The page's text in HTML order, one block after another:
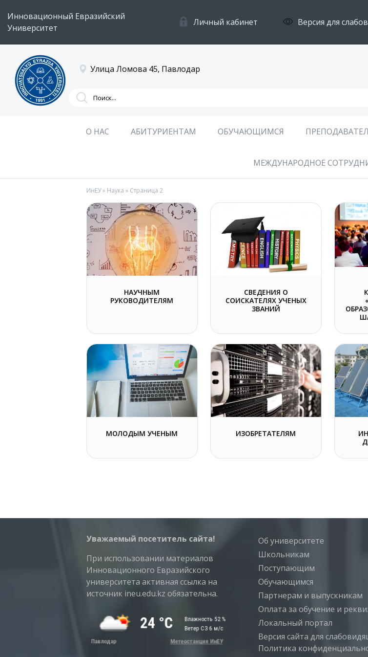
Инновационный Евразийский
Университет
Личный кабинет Версия для
Улица Ломова 45, Павлодар
О НАС АБИТУРИЕНТАМ ОБУЧАЮЩИМСЯ
МЕЖДУНАРОДНОЕ
ИнЕУ» Наука » Страница 2
НАУЧНЫМ
РУКОВОДИТЕЛЯМ
СВЕДЕНИЯ О
СОИСКАТЕЛЯХ УЧЕНЫХ
ЗВАНИЙ
МОЛОДЫМ УЧЕНЫМ ИЗОБРЕТАТЕЛЯМ
Уважаемый посетитель сайта!
При использовании материалов
Инновационного Евразийского
университета активная ссылка на
источник ineu.edu.kz обязательна.
Об университете
Школьникам
Поступающим
Обучающимся
Партнерам и выпускникам
Оплата за обучение и
Локальный портал
Версия сайта для
Политика